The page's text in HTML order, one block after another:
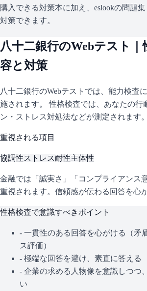
購入できる対策本に加え、eslookの問題
対策できます。
八十二銀行のWebテスト｜
容と対策
八十二銀行のWebテストでは、能力検査
施されます。 性格検査では、あなたの行
ン・ストレス対処法などが測定されます。
重視される項目
協調性ストレス耐性主体性
金融では「誠実さ」「コンプライアンス
重視されます。信頼感が伝わる回答を心
性格検査で意識すべきポイント
- 一貫性のある回答を心がける（矛
ス評価）
- 極端な回答を避け、素直に答える
- 企業の求める人物像を意識しつつ
い